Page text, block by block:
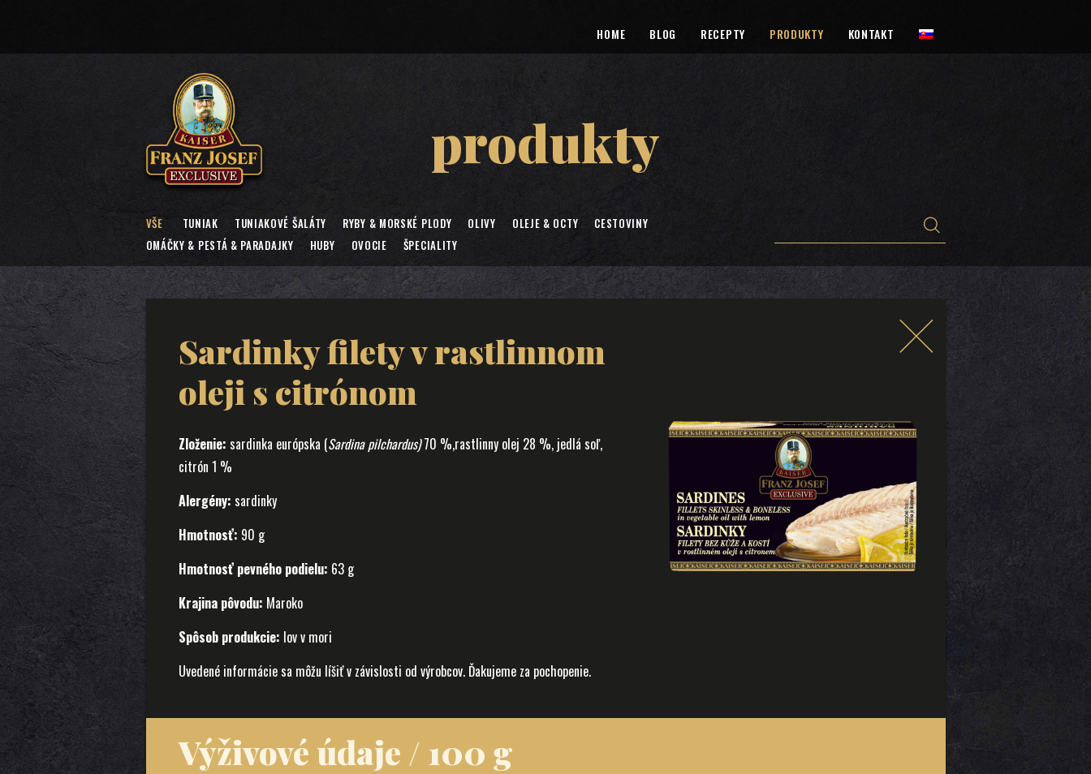
HOME BLOG RECEPTY PRODUKTY KONTAKT
produkty
VŠE TUNIAK TUNIAKOVÉ ŠALÁTY RYBY & MORSKÉ PLODY OLIVY OLEJE & OCTY
CESTOVINY
OMÁČKY & PESTÁ & PARADAJKY
HUBY OVOCIE ŠPECIALITY
Sardinky filety v rastlinnom
oleji s citrónom
Zloženie: sardinka európska (Sardina pilchardus)70 %,rastlinny olej 28 %, jedlá soľ,
citrón 1 %
Alergény: sardinky
Hmotnosť: 90 g
Hmotnosť pevného podielu: 63 g
Krajina pôvodu: Maroko
Spôsob produkcie: lov v mori
Uvedené informácie sa môžu líšiť v závislosti od výrobcov. Ďakujeme za pochopenie.
Výživové údaje / 100 g